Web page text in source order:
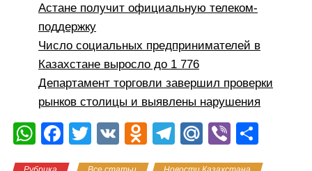
Астане получит официальную телеком-
поддержку
Число социальных предпринимателей в
Казахстане выросло до 1 776
Департамент торговли завершил проверки
рынков столицы и выявлены нарушения
W
F
T
V
O
T
M
Vi